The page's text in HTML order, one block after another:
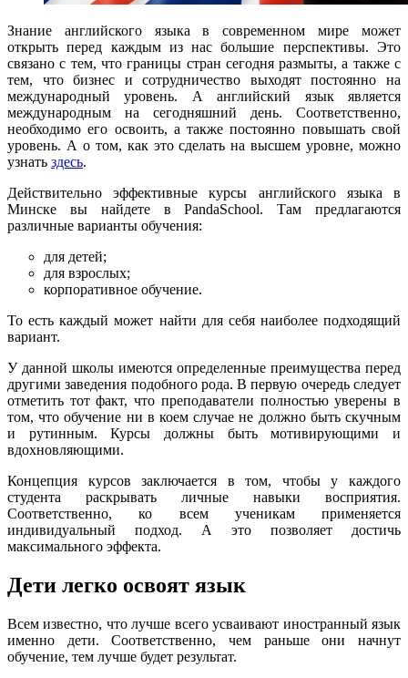
Знание английского языка в современном мире может
открыть перед каждым из нас большие перспективы. Это
связано с тем, что границы стран сегодня размыты, а также с
тем, что бизнес и сотрудничество выходят постоянно на
международный уровень. А английский язык является
международным на сегодняшний день. Соответственно,
необходимо его освоить, а также постоянно повышать свой
уровень. А о том, как это сделать на высшем уровне, можно
узнать здесь.
Действительно эффективные курсы английского языка в
Минске вы найдете в PandaSchool. Там предлагаются
различные варианты обучения:
для детей;
для взрослых;
корпоративное обучение.
То есть каждый может найти для себя наиболее подходящий
вариант.
У данной школы имеются определенные преимущества перед
другими заведения подобного рода. В первую очередь следует
отметить тот факт, что преподаватели полностью уверены в
том, что обучение ни в коем случае не должно быть скучным
и рутинным. Курсы должны быть мотивирующими и
вдохновляющими.
Концепция курсов заключается в том, чтобы у каждого
студента раскрывать личные навыки восприятия.
Соответственно, ко всем ученикам применяется
индивидуальный подход. А это позволяет достичь
максимального эффекта.
Дети легко освоят язык
Всем известно, что лучше всего усваивают иностранный язык
именно дети. Соответственно, чем раньше они начнут
обучение, тем лучше будет результат.